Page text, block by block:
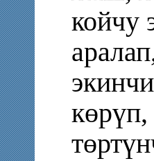
койчу
көрүп,